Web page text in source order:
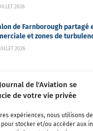
de l'Aviation se
de votre vie privée
expériences, nous utilisons
stocker et/ou accéder aux
2026
de Farnborough partagé
et zones de
2026
? Nous contacter
CGV Politique de